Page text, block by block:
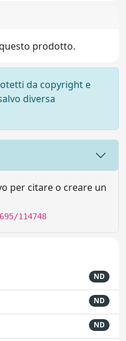
prodotto.
da copyright e
diversa
per citare o creare un
114748
ND
ND
ND